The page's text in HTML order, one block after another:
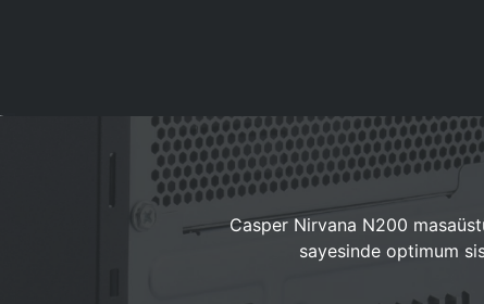
Casper Nirvana N200
sayesinde optimum